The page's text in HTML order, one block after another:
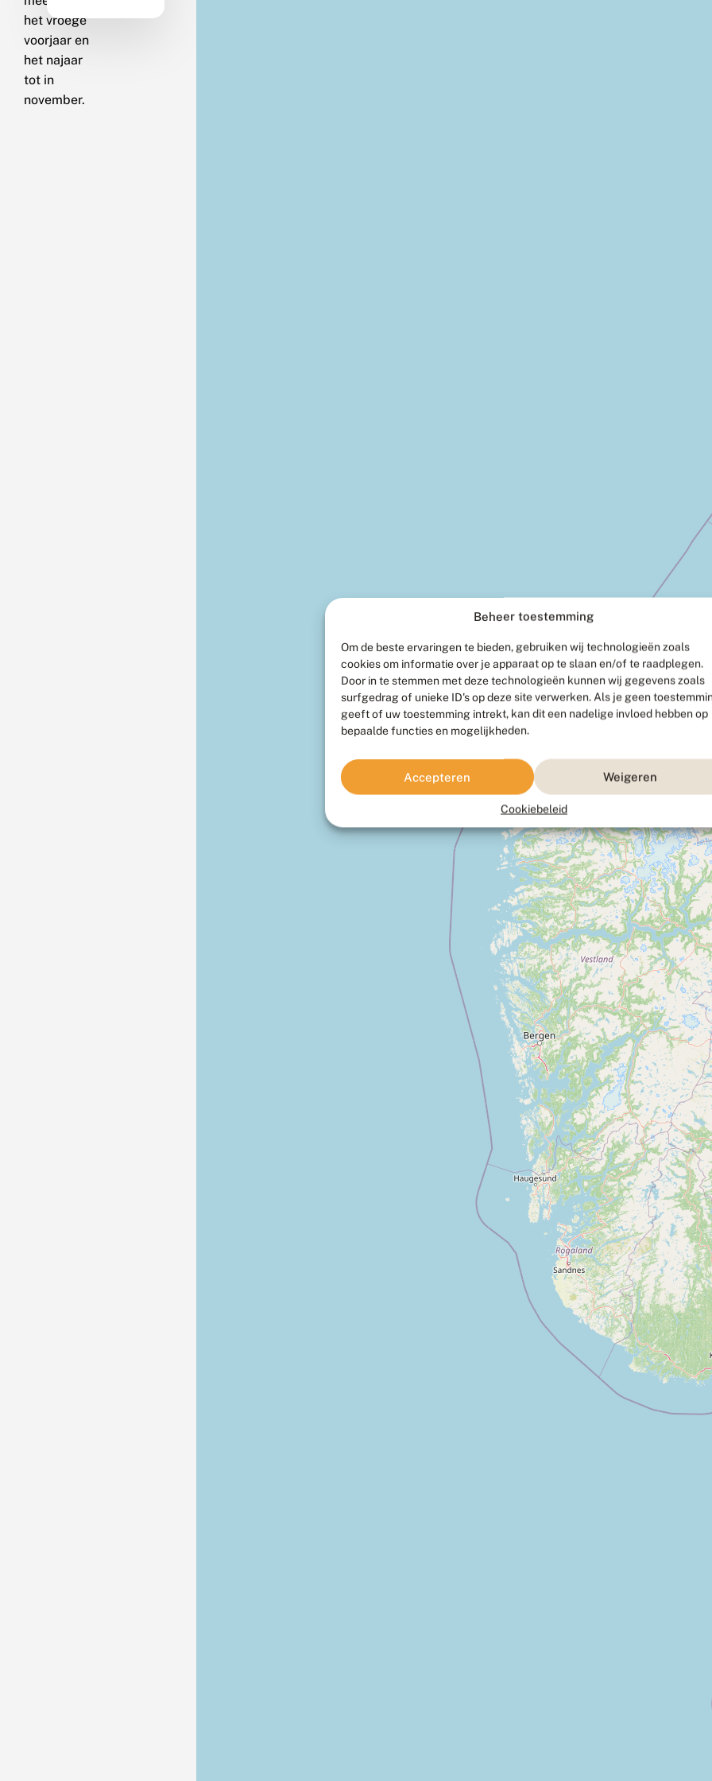
Beheer toestemming
Om de beste ervaringen te bieden, gebruiken wij technologieën zoals
cookies om informatie over je apparaat op te slaan en/of te raadplegen.
Door in te stemmen met deze technologieën kunnen wij gegevens zoals
surfgedrag of unieke ID's op deze site verwerken. Als je geen
geeft of uw toestemming intrekt, kan dit een nadelige invloed hebben op
bepaalde functies en mogelijkheden.
Accepteren Weigeren
Cookiebeleid
het vroege
voorjaar en
het najaar
tot in
november.